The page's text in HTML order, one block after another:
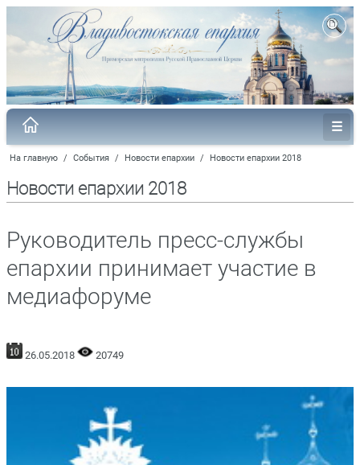
На главную / События / Новости епархии / Новости епархии 2018
Новости епархии 2018
Руководитель пресс-службы
епархии принимает участие в
медиафоруме
26.05.2018 20749